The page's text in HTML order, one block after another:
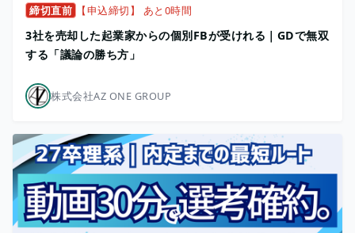
締切直前 【申込締切】 あと0時間
3社を売却した起業家からの個別FBが受けれる｜GDで無双
する「議論の勝ち方」
株式会社AZ ONE GROUP